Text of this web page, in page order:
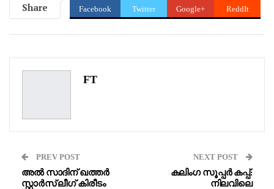
Share Facebook Twitter Google+ ReddIt
FT
PREV POST
അൽ സാദിന് ഖത്തർ
സ്റ്റാർസ് ലീഗ് കിരീടം
NEXT POST
കലിംഗ സൂപ്പർ കപ്പ്:
നിലവിലെ